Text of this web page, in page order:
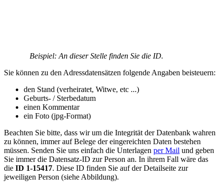
Beispiel: An dieser Stelle finden Sie die ID.
Sie können zu den Adressdatensätzen folgende Angaben beisteuern:
den Stand (verheiratet, Witwe, etc ...)
Geburts- / Sterbedatum
einen Kommentar
ein Foto (jpg-Format)
Beachten Sie bitte, dass wir um die Integrität der Datenbank wahren
zu können, immer auf Belege der eingereichten Daten bestehen
müssen. Senden Sie uns einfach die Unterlagen per Mail und geben
Sie immer die Datensatz-ID zur Person an. In ihrem Fall wäre das
die ID 1-15417. Diese ID finden Sie auf der Detailseite zur
jeweiligen Person (siehe Abbildung).